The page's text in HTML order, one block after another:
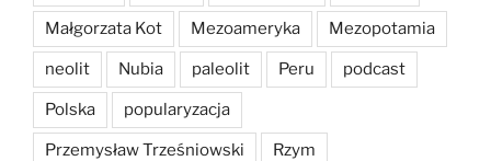
Małgorzata Kot Mezoameryka Mezopotamia
neolit Nubia paleolit Peru podcast
Polska popularyzacja
Przemysław Trześniowski Rzym